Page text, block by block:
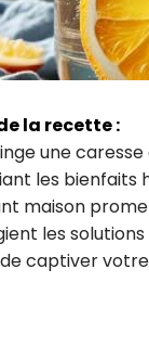
la recette :
une
les
maison
les
captiver